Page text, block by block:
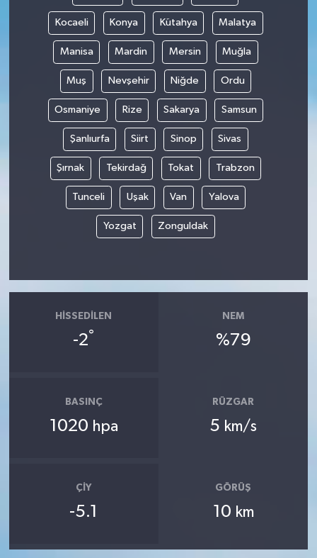
Kocaeli Konya Kütahya Malatya
Manisa Mardin Mersin Muğla
Muş Nevşehir Niğde Ordu
Osmaniye Rize Sakarya Samsun
Şanlıurfa Siirt Sinop Sivas
Şırnak Tekirdağ Tokat Trabzon
Tunceli Uşak Van Yalova
Yozgat Zonguldak
HISSEDILEN
-2°
NEM
%79
BASINÇ
1020 hpa
RÜZGAR
5 km/s
ÇIY
-5.1
GÖRÜŞ
10 km